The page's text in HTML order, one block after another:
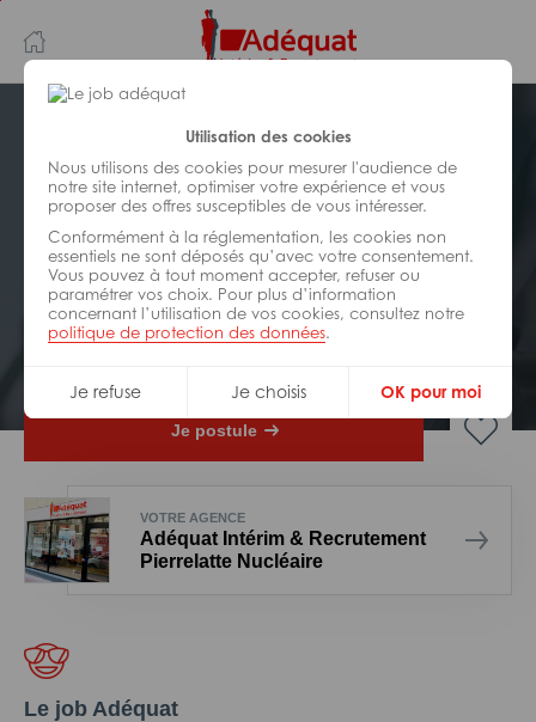
Utilisation des cookies
Nous utilisons des cookies pour mesurer l'audience de
notre site internet, optimiser votre expérience et vous
proposer des offres susceptibles de vous intéresser.
Conformément à la réglementation, les cookies non
essentiels ne sont déposés qu’avec votre consentement.
Vous pouvez à tout moment accepter, refuser ou
paramétrer vos choix. Pour plus d’information
concernant l’utilisation de vos cookies, consultez notre
politique de protection des données.
Je refuse Je choisis OK pour moi
au
contenu
principal
navigation
INDUSTRIE/FABRICATION/
TRANSFORMATION
Réf : 0OO-314491
Préparateur méthodes H/F
CDI laudun-L'ardoise
Je postule
VOTRE AGENCE
Adéquat Intérim & Recrutement
Pierrelatte Nucléaire
Le job Adéquat